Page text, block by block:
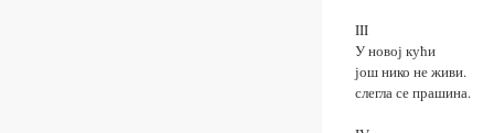
III
У новој кући
још нико не живи.
слегла се прашина.